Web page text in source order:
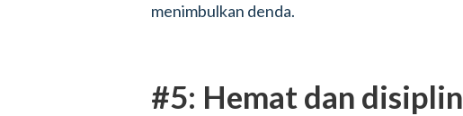
menimbulkan denda.
#5: Hemat dan disiplin